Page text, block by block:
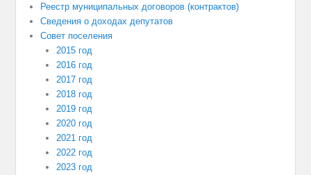
Реестр муниципальных договоров (контрактов)
Сведения о доходах депутатов
Совет поселения
2015 год
2016 год
2017 год
2018 год
2019 год
2020 год
2021 год
2022 год
2023 год